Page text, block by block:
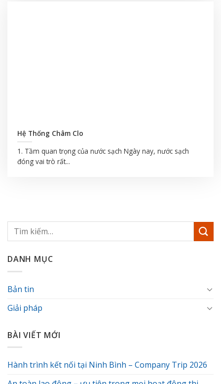
Hệ Thống Châm Clo
1. Tầm quan trọng của nước sạch Ngày nay, nước sạch
đóng vai trò rất...
DANH MỤC
Bản tin
Giải pháp
BÀI VIẾT MỚI
Hành trình kết nối tại Ninh Bình – Company Trip 2026